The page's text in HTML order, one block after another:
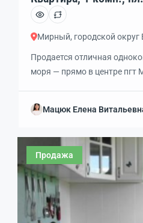
код: 408410
Мирный, городской
Продается отличная
моря — прямо в центре пгт
просторный коридор — всё
живи. Состояние квартиры
Удобный второй этаж.
шикарные песчаные пляжи,
инфраструктура, детский
Мацюк Елена
Продажа